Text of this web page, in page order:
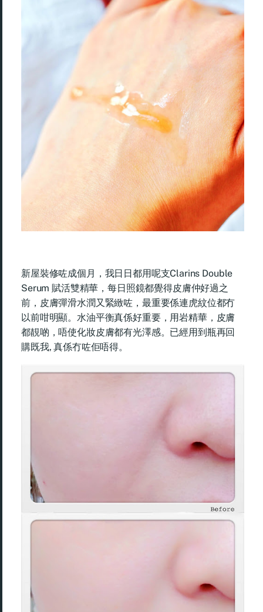
新屋裝修咗成個月，我日日都用呢支Clarins Double
Serum 賦活雙精華，每日照鏡都覺得皮膚仲好過之
前，皮膚彈滑水潤又緊緻咗，最重要係連虎紋位都冇
以前咁明顯。水油平衡真係好重要，用岩精華，皮膚
都靚啲，唔使化妝皮膚都有光澤感。已經用到瓶再回
購既我, 真係冇咗佢唔得。